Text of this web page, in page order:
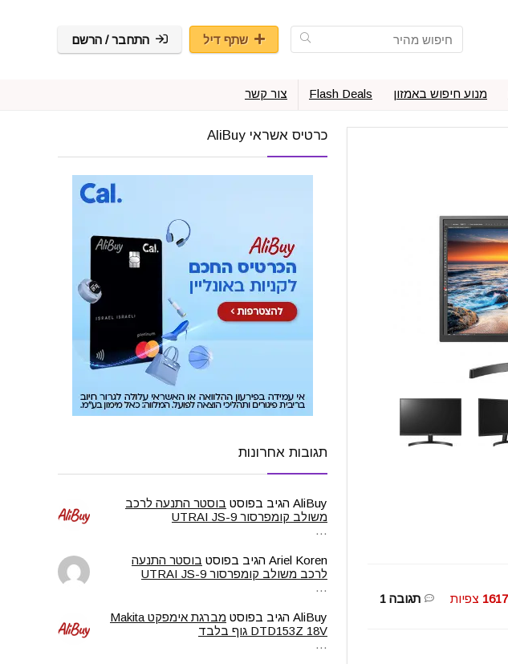
שתף דיל התחבר / הרשם
מנוע חיפוש באמזון Flash Deals צור קשר
צפיות תגובה 1
כרטיס אשראי AliBuy
תגובות אחרונות
AliBuy הגיב בפוסט בוסטר התנעה לרכב
משולב קומפרסור UTRAI JS-9
…
Ariel Koren הגיב בפוסט בוסטר התנעה
לרכב משולב קומפרסור UTRAI JS-9
…
AliBuy הגיב בפוסט
מברגת אימפקט Makita
DTD153Z 18V גוף בלבד
…